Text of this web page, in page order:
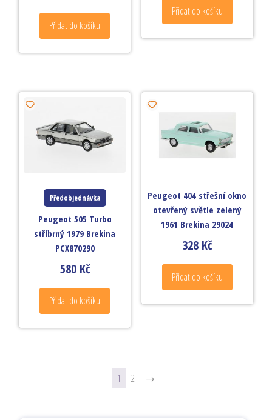
Přidat do košíku
Přidat do košíku
Předobjednávka
Peugeot 505 Turbo
stříbrný 1979 Brekina
PCX870290
580 Kč
Přidat do košíku
Peugeot 404 střešní okno
otevřený světle zelený
1961 Brekina 29024
328 Kč
Přidat do košíku
1 2 →